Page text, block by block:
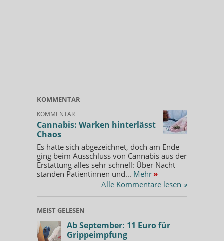
KOMMENTAR
KOMMENTAR
Cannabis: Warken hinterlässt
Chaos
Es hatte sich abgezeichnet, doch am Ende
ging beim Ausschluss von Cannabis aus der
Erstattung alles sehr schnell: Über Nacht
standen Patientinnen und... Mehr »
Alle Kommentare lesen »
MEIST GELESEN
Ab September: 11 Euro für
Grippeimpfung